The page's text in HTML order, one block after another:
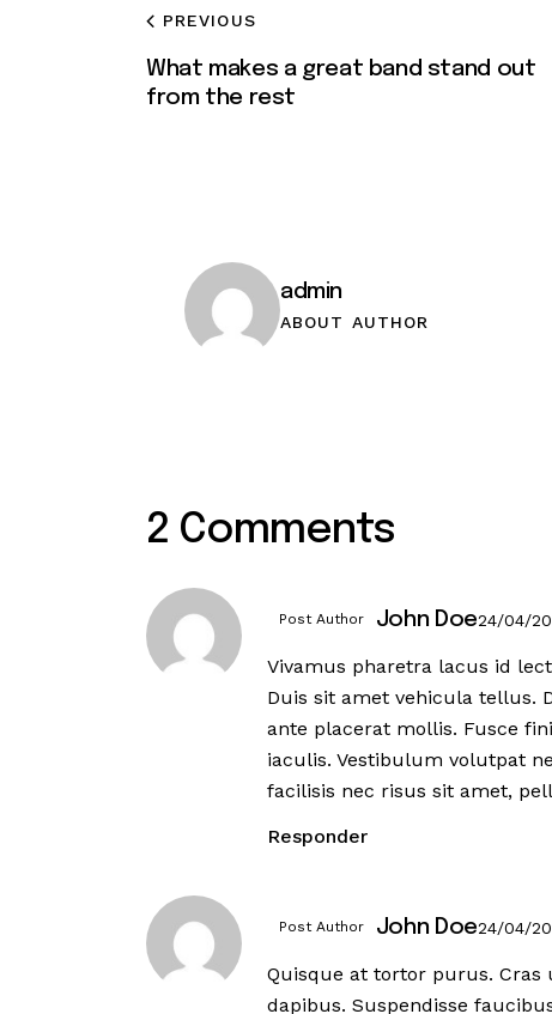
PREVIOUS
What makes a great band stand out
from the rest
admin
ABOUT AUTHOR
2 Comments
Post Author John Doe24/04/
Vivamus pharetra lacus id
Duis sit amet vehicula tellus.
ante placerat mollis. Fusce
iaculis. Vestibulum volutpat
facilisis nec risus sit amet,
Responder
Post Author John Doe24/04/
Quisque at tortor purus.
dapibus. Suspendisse